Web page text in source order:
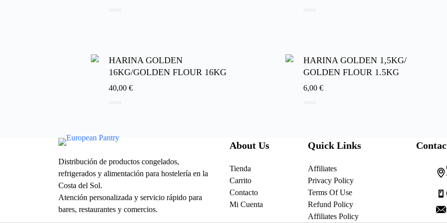
HARINA GOLDEN
16KG/GOLDEN FLOUR 16KG
40,00 €
5
HARINA GOLDEN 1,5KG/
GOLDEN FLOUR 1.5KG
6,00 €
Distribución de productos congelados,
refrigerados y alimentación para hostelería en la
Costa del Sol.
Atención personalizada y servicio rápido para
bares, restaurantes y comercios.
About Us
Tienda
Carrito
Contacto
Mi Cuenta
Quick Links
Affiliates
Privacy Policy
Terms Of Use
Refund Policy
Affiliates Policy